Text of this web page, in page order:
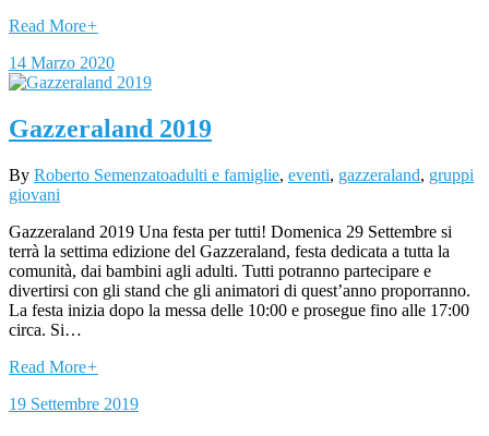
Read More+
14 Marzo 2020
Gazzeraland 2019
By Roberto Semenzatoadulti e famiglie, eventi, gazzeraland, gruppi
giovani
Gazzeraland 2019 Una festa per tutti! Domenica 29 Settembre si
terrà la settima edizione del Gazzeraland, festa dedicata a tutta la
comunità, dai bambini agli adulti. Tutti potranno partecipare e
divertirsi con gli stand che gli animatori di quest’anno proporranno.
La festa inizia dopo la messa delle 10:00 e prosegue fino alle 17:00
circa. Si…
Read More+
19 Settembre 2019